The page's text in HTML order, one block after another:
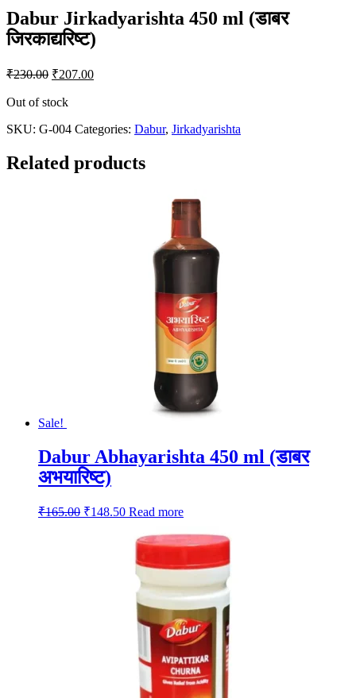
Dabur Jirkadyarishta 450 ml (डाबर
जिरकाद्यरिष्ट)
₹230.00 Original
was:
₹207.00Current
Out of stock
SKU: G-004 Categories: Dabur, Jirkadyarishta
Related products
Sale!
Dabur Abhayarishta 450 ml (डाबर
अभयारिष्ट)
₹165.00 Original
₹148.50Current
Read more